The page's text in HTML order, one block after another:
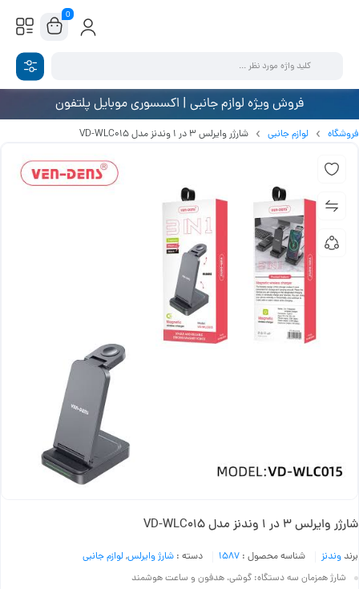
0
فروش ویژه لوازم جانبی | اکسسوری موبایل پلتفون
فروشگاه لوازم جانبی شارژر وایرلس 3 در 1 وندنز مدل VD-WLC015
شارژر وایرلس 3 در 1 وندنز مدل VD-WLC015
برندوندنز شناسه محصول : 1587 دسته : شارژ وایرلس,لوازم جانبی
شارژ همزمان سه دستگاه: گوشی، هدفون و ساعت هوشمند